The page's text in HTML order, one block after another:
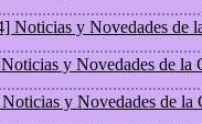
Noticias y Novedades de
y Novedades de la
y Novedades de la